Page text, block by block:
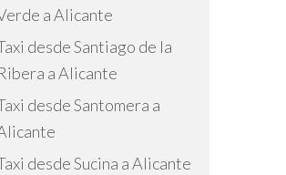
a Alicante
desde Santiago de la
a Alicante
desde Santomera a
desde Sucina a Alicante